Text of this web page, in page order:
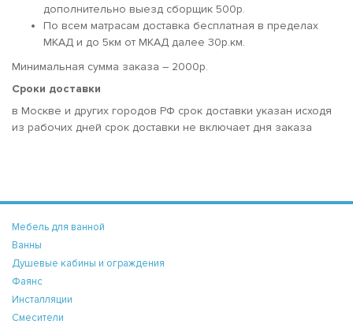
дополнительно выезд сборщик 500р.
По всем матрасам доставка бесплатная в пределах
МКАД и до 5км от МКАД далее 30р.км.
Минимальная сумма заказа – 2000р.
Сроки доставки
в Москве и других городов РФ срок доставки указан исходя
из рабочих дней срок доставки не включает дня заказа
Мебель для ванной
Ванны
Душевые кабины и ограждения
Фаянс
Инсталляции
Смесители